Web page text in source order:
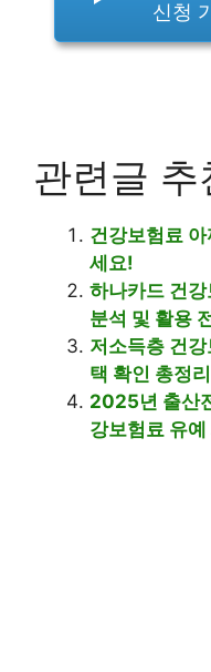
신청
관련글 추
건강보험료
세요!
하나카드 건
분석 및 활용
저소득층 건강
택 확인 총정리
2025년 출산
강보험료 유예